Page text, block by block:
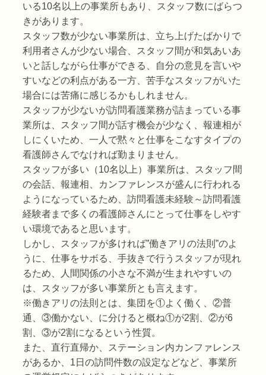
いる10名以上の事業所もあり、スタッフ数にばらつ
きがあります。
スタッフ数が少ない事業所は、立ち上げたばかりで
利用者さんが少ない場合、スタッフ間が和気あいあ
いと話しながら仕事ができる、自分の意見を言いや
すいなどの利点がある一方、苦手なスタッフがいた
場合には苦痛に感じるかもしれません。
スタッフが少ないが訪問看護業務が詰まっている事
業所は、スタッフ間が話す機会が少なく、報連相が
しにくいため、一人で黙々と仕事をこなすタイプの
看護師さんでなければ勤まりません。
スタッフが多い（10名以上）事業所は、スタッフ間
の会話、報連相、カンファレンスが盛んに行われる
ようになっているため、訪問看護未経験～訪問看護
経験者まで多くの看護師さんにとって仕事をしやす
い環境であると思います。
しかし、スタッフが多ければ”働きアリの法則”のよ
うに、仕事をサボる、手抜きで行うスタッフが現れ
るため、人間関係の小さな不満が生まれやすいの
は、スタッフが多い事業所とも言えます。
※働きアリの法則とは、集団を①よく働く、②普
通、③働かない、に分けると概ね①が2割、②が6
割、③が2割になるという性質。
また、直行直帰か、ステーション内カンファレンス
があるか、1日の訪問件数の設定などなど、事業所